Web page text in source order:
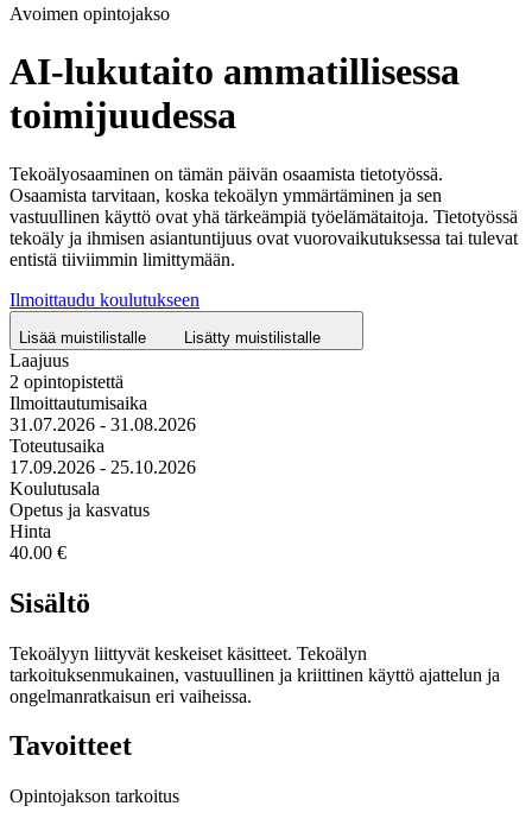
Avoimen opintojakso
AI-lukutaito ammatillisessa
toimijuudessa
Tekoälyosaaminen on tämän päivän osaamista tietotyössä.
Osaamista tarvitaan, koska tekoälyn ymmärtäminen ja sen
vastuullinen käyttö ovat yhä tärkeämpiä työelämätaitoja. Tietotyössä
tekoäly ja ihmisen asiantuntijuus ovat vuorovaikutuksessa tai tulevat
entistä tiiviimmin limittymään.
Ilmoittaudu koulutukseen
Lisää muistilistalle Lisätty muistilistalle
Laajuus
2 opintopistettä
Ilmoittautumisaika
31.07.2026 - 31.08.2026
Toteutusaika
17.09.2026 - 25.10.2026
Koulutusala
Opetus ja kasvatus
Hinta
40.00 €
Sisältö
Tekoälyyn liittyvät keskeiset käsitteet. Tekoälyn
tarkoituksenmukainen, vastuullinen ja kriittinen käyttö ajattelun ja
ongelmanratkaisun eri vaiheissa.
Tavoitteet
Opintojakson tarkoitus